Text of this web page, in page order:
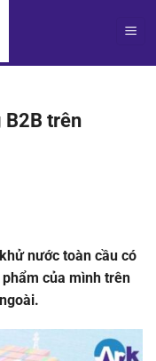
B2B trên
nước toàn cầu có
của mình trên